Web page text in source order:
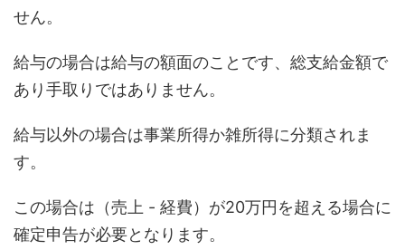
せん。
給与の場合は給与の額面のことです、総支給金額で
あり手取りではありません。
給与以外の場合は事業所得か雑所得に分類されま
す。
この場合は（売上 - 経費）が20万円を超える場合に
確定申告が必要となります。